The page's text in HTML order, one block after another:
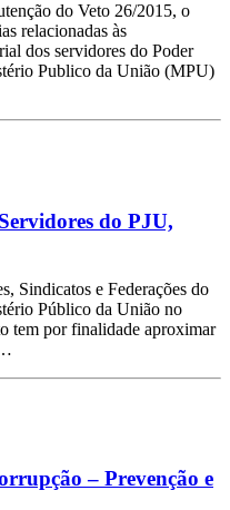
do Veto 26/2015, o
relacionadas às
dos servidores do Poder
Publico da União (MPU)
do PJU,
Sindicatos e Federações do
Público da União no
por finalidade aproximar
– Prevenção e